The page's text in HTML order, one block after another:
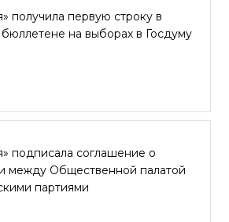
получила первую строку в
на выборах в Госдуму
подписала соглашение о
между Общественной палатой
партиями